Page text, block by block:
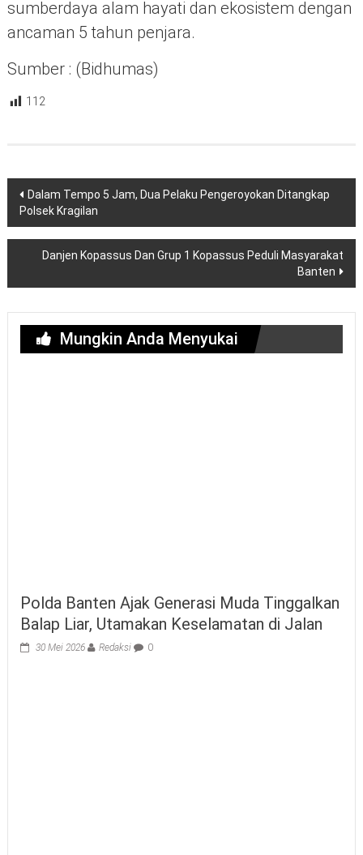
sumberdaya alam hayati dan ekosistem dengan
ancaman 5 tahun penjara.
Sumber : (Bidhumas)
112
Navigasi
pos
Dalam Tempo 5 Jam, Dua Pelaku Pengeroyokan Ditangkap
Polsek Kragilan
Danjen Kopassus Dan Grup 1 Kopassus Peduli Masyarakat
Banten
Mungkin Anda Menyukai
Polda Banten Ajak Generasi Muda Tinggalkan
Balap Liar, Utamakan Keselamatan di Jalan
30 Mei 2026 Redaksi 0